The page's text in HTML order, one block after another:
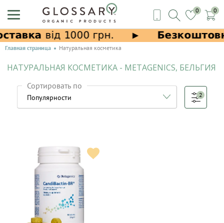
0 0
Главная страница Натуральная косметика
НАТУРАЛЬНАЯ КОСМЕТИКА - METAGENICS, БЕЛЬГИЯ
Сортировать по
2